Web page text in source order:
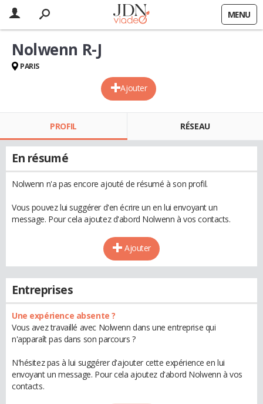
MENU
Ajouter
Nolwenn R-J
PARIS
PROFIL RÉSEAU
En résumé
Nolwenn n'a pas encore ajouté de résumé à son profil.
Vous pouvez lui suggérer d'en écrire un en lui envoyant un
message. Pour cela ajoutez d'abord Nolwenn à vos contacts.
Ajouter
Entreprises
Une expérience absente ?
Vous avez travaillé avec Nolwenn dans une entreprise qui
n'apparaît pas dans son parcours ?
N'hésitez pas à lui suggérer d'ajouter cette expérience en lui
envoyant un message. Pour cela ajoutez d'abord Nolwenn à vos
contacts.